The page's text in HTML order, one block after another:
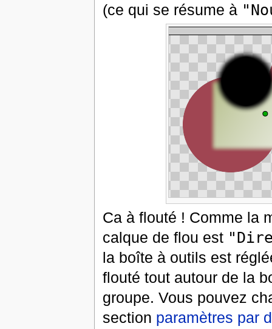
(ce qui se résume à
Ca à flouté ! Comme la
calque de flou est
la boîte à outils est
flouté tout autour de la
groupe. Vous pouvez
section paramètres par